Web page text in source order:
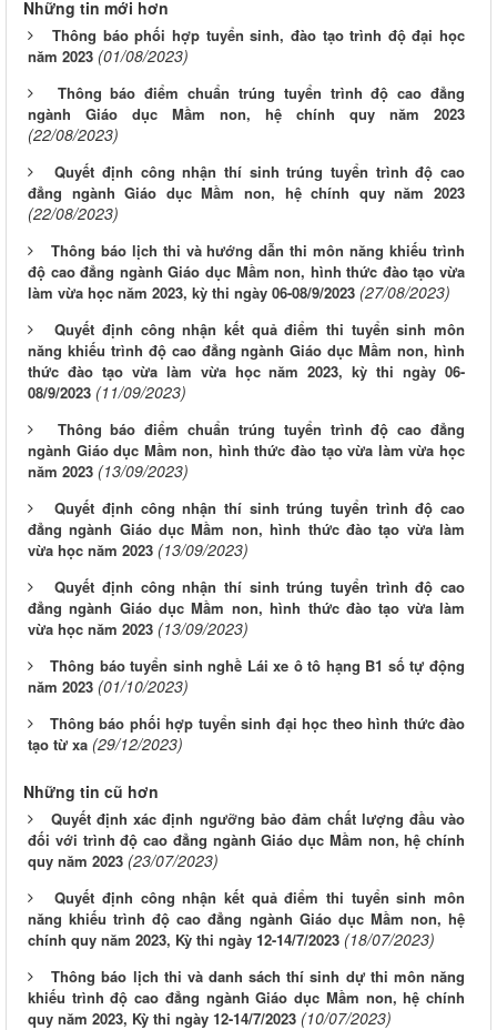
Những tin mới hơn
Thông báo phối hợp tuyển sinh, đào tạo trình độ đại học
năm 2023 (01/08/2023)
Thông báo điểm chuẩn trúng tuyển trình độ cao đẳng
ngành Giáo dục Mầm non, hệ chính quy năm 2023
(22/08/2023)
Quyết định công nhận thí sinh trúng tuyển trình độ cao
đẳng ngành Giáo dục Mầm non, hệ chính quy năm 2023
(22/08/2023)
Thông báo lịch thi và hướng dẫn thi môn năng khiếu trình
độ cao đẳng ngành Giáo dục Mầm non, hình thức đào tạo vừa
làm vừa học năm 2023, kỳ thi ngày 06-08/9/2023 (27/08/2023)
Quyết định công nhận kết quả điểm thi tuyển sinh môn
năng khiếu trình độ cao đẳng ngành Giáo dục Mầm non, hình
thức đào tạo vừa làm vừa học năm 2023, kỳ thi ngày 06-
08/9/2023 (11/09/2023)
Thông báo điểm chuẩn trúng tuyển trình độ cao đẳng
ngành Giáo dục Mầm non, hình thức đào tạo vừa làm vừa học
năm 2023 (13/09/2023)
Quyết định công nhận thí sinh trúng tuyển trình độ cao
đẳng ngành Giáo dục Mầm non, hình thức đào tạo vừa làm
vừa học năm 2023 (13/09/2023)
Quyết định công nhận thí sinh trúng tuyển trình độ cao
đẳng ngành Giáo dục Mầm non, hình thức đào tạo vừa làm
vừa học năm 2023 (13/09/2023)
Thông báo tuyển sinh nghề Lái xe ô tô hạng B1 số tự động
năm 2023 (01/10/2023)
Thông báo phối hợp tuyển sinh đại học theo hình thức đào
tạo từ xa (29/12/2023)
Những tin cũ hơn
Quyết định xác định ngưỡng bảo đảm chất lượng đầu vào
đối với trình độ cao đẳng ngành Giáo dục Mầm non, hệ chính
quy năm 2023 (23/07/2023)
Quyết định công nhận kết quả điểm thi tuyển sinh môn
năng khiếu trình độ cao đẳng ngành Giáo dục Mầm non, hệ
chính quy năm 2023, Kỳ thi ngày 12-14/7/2023 (18/07/2023)
Thông báo lịch thi và danh sách thí sinh dự thi môn năng
khiếu trình độ cao đẳng ngành Giáo dục Mầm non, hệ chính
quy năm 2023, Kỳ thi ngày 12-14/7/2023 (10/07/2023)